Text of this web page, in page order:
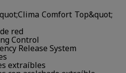
Comfort Top&quot;
red
Control
Release System
extraíbles